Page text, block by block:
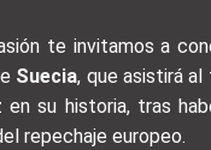
te invitamos a
Suecia, que asistirá
en su historia, tras
repechaje europeo.